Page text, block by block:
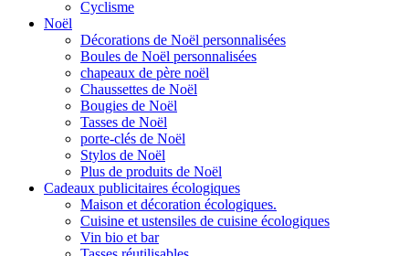
Cyclisme
Noël
Décorations de Noël personnalisées
Boules de Noël personnalisées
chapeaux de père noël
Chaussettes de Noël
Bougies de Noël
Tasses de Noël
porte-clés de Noël
Stylos de Noël
Plus de produits de Noël
Cadeaux publicitaires écologiques
Maison et décoration écologiques.
Cuisine et ustensiles de cuisine écologiques
Vin bio et bar